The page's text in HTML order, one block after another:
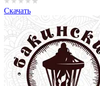
Скачать